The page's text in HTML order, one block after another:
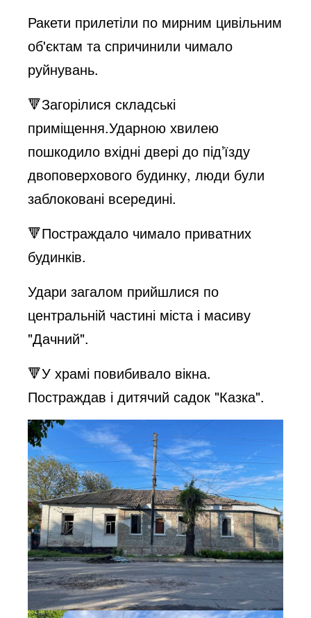
Ракети прилетіли по мирним цивільним
об'єктам та спричинили чимало
руйнувань.
🔻Загорілися складські
приміщення.Ударною хвилею
пошкодило вхідні двері до під’їзду
двоповерхового будинку, люди були
заблоковані всередині.
🔻Постраждало чимало приватних
будинків.
Удари загалом прийшлися по
центральній частині міста і масиву
"Дачний".
🔻У храмі повибивало вікна.
Постраждав і дитячий садок "Казка".